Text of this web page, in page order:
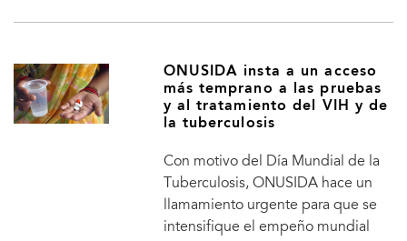
ONUSIDA insta a un acceso
más temprano a las pruebas
y al tratamiento del VIH y de
la tuberculosis
Con motivo del Día Mundial de la
Tuberculosis, ONUSIDA hace un
llamamiento urgente para que se
intensifique el empeño mundial